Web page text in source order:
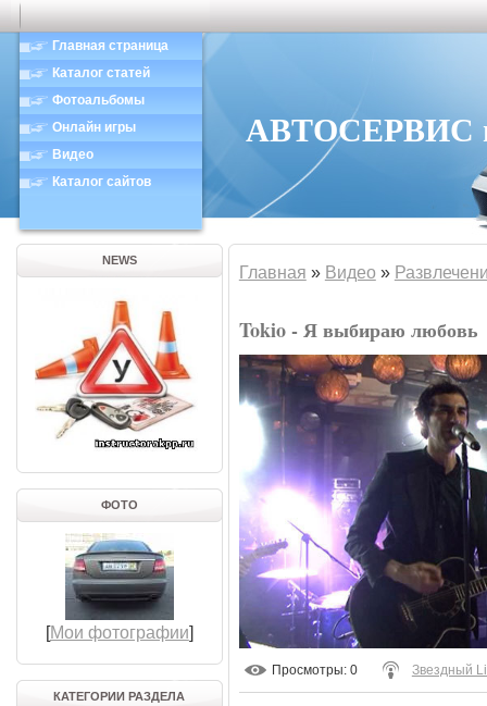
Главная страница
Каталог статей
Фотоальбомы
Онлайн игры
Видео
Каталог сайтов
АВТОСЕРВИС в
NEWS
ФОТО
[Мои фотографии]
КАТЕГОРИИ РАЗДЕЛА
Главная » Видео »
Tokio - Я выбираю любовь
Просмотры: 0 Звездный